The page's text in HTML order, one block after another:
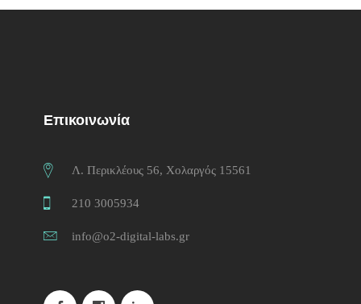
Επικοινωνία
Λ. Περικλέους 56, Χολαργός 15561
210 3005934
info@o2-digital-labs.gr